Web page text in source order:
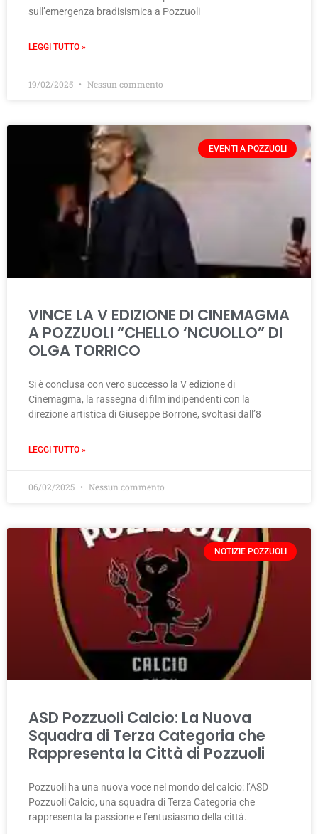
sull’emergenza bradisismica a Pozzuoli
LEGGI TUTTO »
19/02/2025 Nessun commento
EVENTI A POZZUOLI
VINCE LA V EDIZIONE DI CINEMAGMA
A POZZUOLI “CHELLO ‘NCUOLLO” DI
OLGA TORRICO
Si è conclusa con vero successo la V edizione di
Cinemagma, la rassegna di film indipendenti con la
direzione artistica di Giuseppe Borrone, svoltasi dall’8
LEGGI TUTTO »
06/02/2025 Nessun commento
NOTIZIE POZZUOLI
ASD Pozzuoli Calcio: La Nuova
Squadra di Terza Categoria che
Rappresenta la Città di Pozzuoli
Pozzuoli ha una nuova voce nel mondo del calcio: l’ASD
Pozzuoli Calcio, una squadra di Terza Categoria che
rappresenta la passione e l’entusiasmo della città.